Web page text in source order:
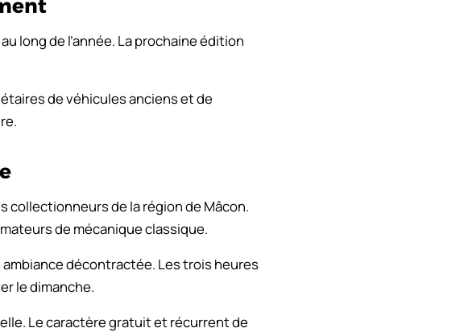
long de l’année. La prochaine édition
de véhicules anciens et de
collectionneurs de la région de Mâcon.
de mécanique classique.
décontractée. Les trois heures
le dimanche.
Le caractère gratuit et récurrent de